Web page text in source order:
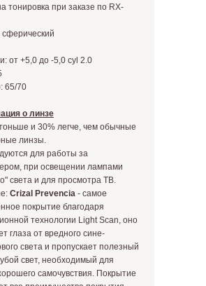
тонировка при заказе по RX-
от +5,0 до -5,0 cyl 2.0
65/70
о линзе
и 30% легче, чем обычные
линзы.
для работы за
при освещении лампами
света и для просмотра ТВ.
Crizal Prevencia - самое
покрытие благодаря
технологии Light Scan, оно
глаза от вредного сине-
света и пропускает полезный
свет, необходимый для
самочувствия. Покрытие